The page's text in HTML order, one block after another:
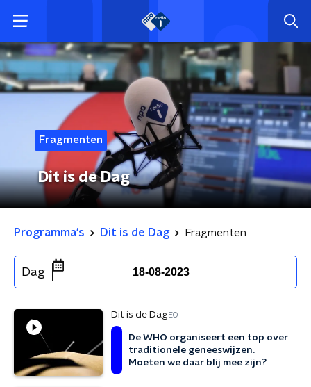
Fragmenten
Dit is de Dag
Programma's Dit is de Dag Fragmenten
Dag 18-08-2023
Dit is de DagEO
De WHO organiseert een top over
traditionele geneeswijzen.
Moeten we daar blij mee zijn?